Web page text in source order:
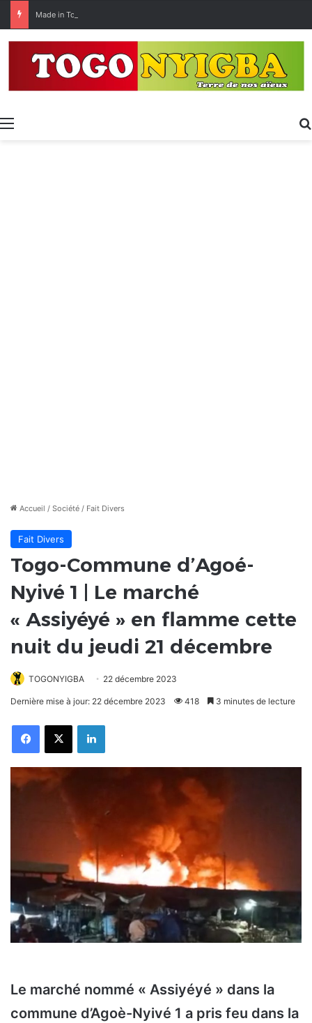
Menu
Accueil / Société / Fait Divers
Fait Divers
Togo-Commune d’Agoé-
Nyivé 1 | Le marché
« Assiyéyé » en flamme cette
nuit du jeudi 21 décembre
TOGONYIGBA 22 décembre 2023
Dernière mise à jour: 22 décembre 2023 418 3 minutes de lecture
FacebookX Linkedin
Le marché nommé « Assiyéyé » dans la
commune d’Agoè-Nyivé 1 a pris feu dans la